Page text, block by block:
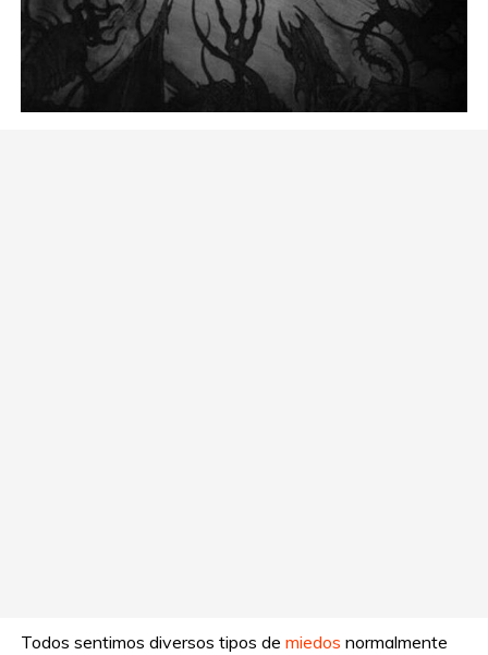
Todos sentimos diversos tipos demiedos normalmente